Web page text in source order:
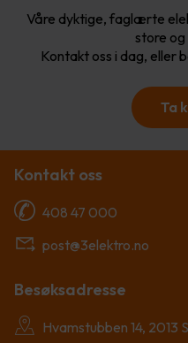
Våre dyktige, faglærte
store
Kontakt oss i dag, eller
Ta
Kontakt oss
408 47 000
post@3elektro.no
Besøksadresse
Hvamstubben 14, 2013